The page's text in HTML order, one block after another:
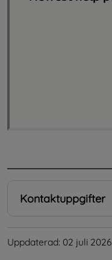
Kontaktuppgifter
Uppdaterad: 02 juli 2026